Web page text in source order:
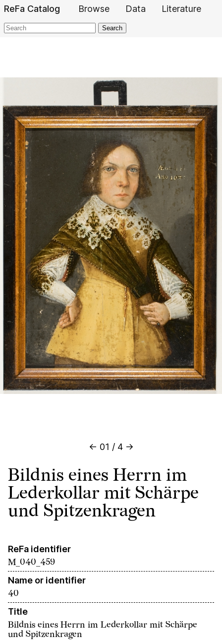
ReFa Catalog Browse Data Literature
Search
Bildnis eines Herrn im
Lederkollar mit Schärpe
und Spitzenkragen
ReFa identifier
M_040_459
Name or identifier
40
Title
Bildnis eines Herrn im Lederkollar mit Schärpe
und Spitzenkragen
← 01 / 4 →